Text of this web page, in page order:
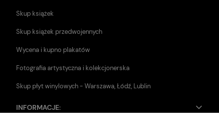
Skup książek
Skup książek przedwojennych
Wycena i kupno plakatów
Fotografia artystyczna i kolekcjonerska
Skup płyt winylowych - Warszawa, Łódź, Lublin
INFORMACJE: